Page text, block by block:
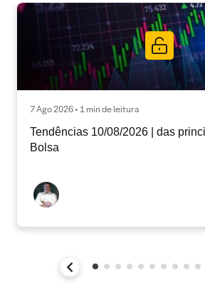
7 Ago 2026 • 1 min de leitura
Tendências 10/08/2026 | das
Bolsa